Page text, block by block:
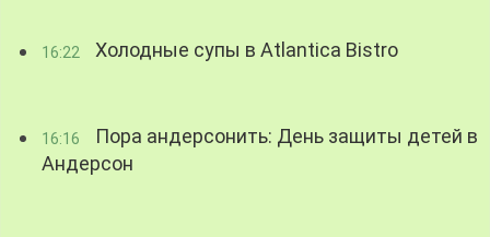
16:22 Холодные супы в Atlantica Bistro
16:16
Пора андерсонить: День защиты детей в
Андерсон